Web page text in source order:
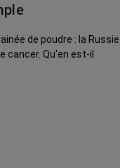
de poudre : la Russie
cancer. Qu'en est-il